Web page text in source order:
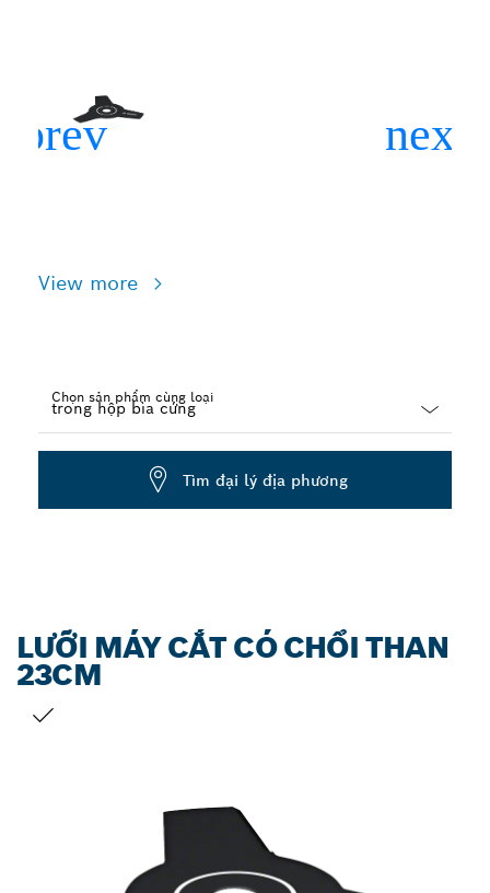
View more
Chọn sản phẩm cùng loại
Tìm đại lý địa phương
LƯỠI MÁY CẮT CÓ CHỔI THAN
23CM